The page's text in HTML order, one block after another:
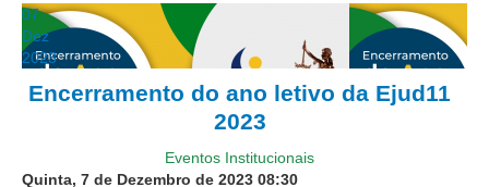
Escola Judicial
Programa Trabalho Seguro
Coordenadoria de Saúde
Serviços
07
Dez
2023
Encerramento do ano letivo da Ejud11
2023
Eventos Institucionais
Quinta, 7 de Dezembro de 2023 08:30